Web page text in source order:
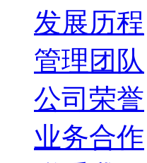
发展历程
管理团队
公司荣誉
业务合作